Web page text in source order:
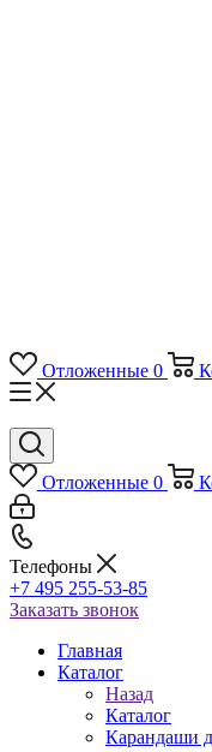
Отложенные 0
Отложенные 0
Телефоны
+7 495 255-53-85
Заказать звонок
Главная
Каталог
Назад
Каталог
Карандаши